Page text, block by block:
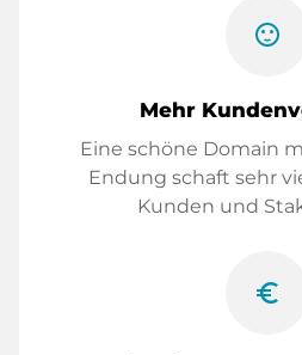
sentiment_satisfied
Mehr
Eine schöne Domain
Endung schaft sehr
Kunden und
euro_symbol